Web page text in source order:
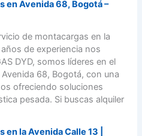
u
o
t
a
a
t
c
s
C
m
o
a
l
q
u
en Avenida 68, Bogotá –
de montacargas en la
de experiencia nos
DYD, somos líderes en el
68, Bogotá, con una
ofreciendo soluciones
pesada. Si buscas alquiler
la Avenida Calle 13 |